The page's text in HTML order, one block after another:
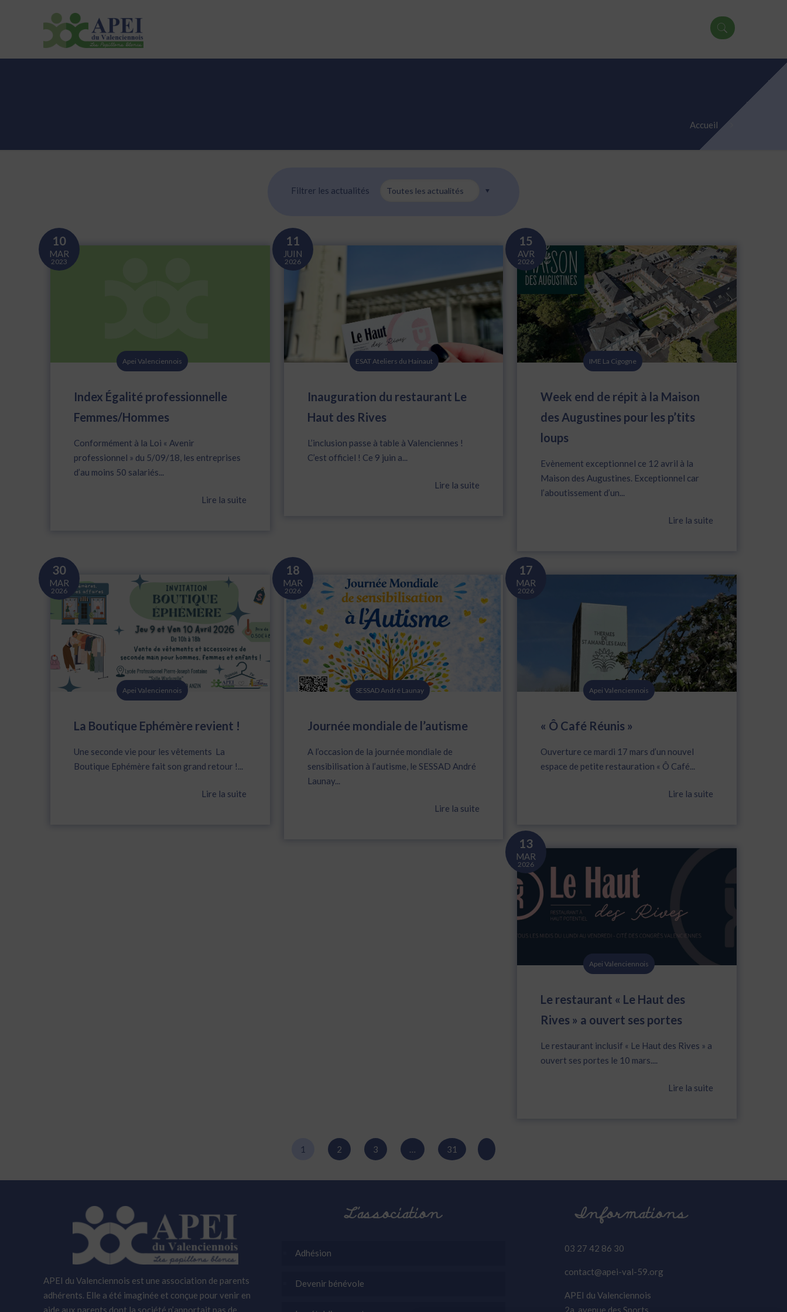
Accueil
Filtrer les actualités
10
MAR
2023
Apei Valenciennois
Index Égalité professionnelle
Femmes/Hommes
Conformément à la Loi « Avenir
professionnel » du 5/09/18, les entreprises
d’au moins 50 salariés...
Lire la suite
11
JUIN
2026
ESAT Ateliers du Hainaut
Inauguration du restaurant Le
Haut des Rives
L’inclusion passe à table à Valenciennes !
C’est officiel ! Ce 9 juin a...
Lire la suite
15
AVR
2026
IME La Cigogne
Week end de répit à la Maison
des Augustines pour les p’tits
loups
Evènement exceptionnel ce 12 avril à la
Maison des Augustines. Exceptionnel car
l’aboutissement d’un...
Lire la suite
30
MAR
2026
Apei Valenciennois
La Boutique Ephémère revient !
Une seconde vie pour les vêtements La
Boutique Ephémère fait son grand retour !...
Lire la suite
18
MAR
2026
SESSAD André Launay
Journée mondiale de l’autisme
A l’occasion de la journée mondiale de
sensibilisation à l’autisme, le SESSAD André
Launay...
Lire la suite
17
MAR
2026
Apei Valenciennois
« Ô Café Réunis »
Ouverture ce mardi 17 mars d’un nouvel
espace de petite restauration « Ô Café...
Lire la suite
13
MAR
2026
Apei Valenciennois
Le restaurant « Le Haut des
Rives » a ouvert ses portes
Le restaurant inclusif « Le Haut des Rives » a
ouvert ses portes le 10 mars....
Lire la suite
1 2 3 … 31
APEI du Valenciennois est une association de parents
adhérents. Elle a été imaginée et conçue pour venir en
aide aux parents dont la société n’apportait pas de
L’association
Adhésion
Devenir bénévole
Informations
03 27 42 86 30
contact@apei-val-59.org
APEI du Valenciennois
2a, avenue des Sports